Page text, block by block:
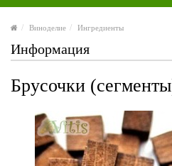
Виноделие Ингредиенты
Информация
Брусочки